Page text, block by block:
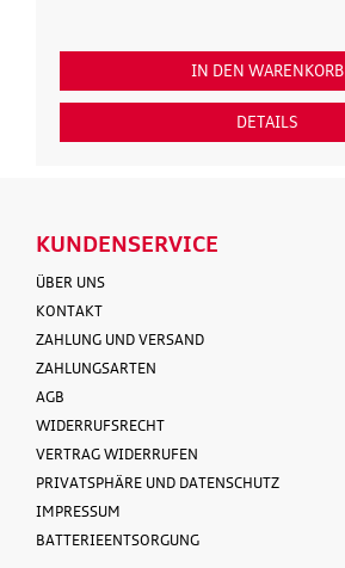
IN DEN WARENKORB
DETAILS
KUNDENSERVICE
ÜBER UNS
KONTAKT
ZAHLUNG UND VERSAND
ZAHLUNGSARTEN
AGB
WIDERRUFSRECHT
VERTRAG WIDERRUFEN
PRIVATSPHÄRE UND DATENSCHUTZ
IMPRESSUM
BATTERIEENTSORGUNG